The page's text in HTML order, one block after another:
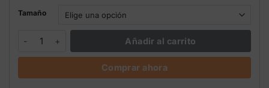
Tamaño
Añadir al carrito
Comprar ahora